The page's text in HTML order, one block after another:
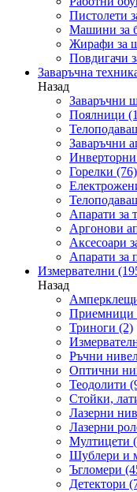
Пистолети
Машини за
Жирафи за
Повдигачи
Заваръчна
Назад
Заваръчни
Поялници
Заваръчни
Горелки (76)
Апарати за
Аргонови
Аксесоари
Апарати за
Измервателни
Назад
Приемници
Триноги (2)
Ръчни
Оптични
Теодолити
Стойки,
Лазерни
Лазерни
Мултицети
Шублери и
Ъгломери
Детектори